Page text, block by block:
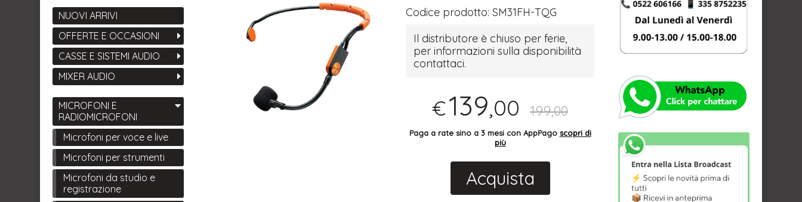
Codice prodotto:SM31FH-TQG
Il distributore è chiuso per ferie,
per informazioni sulla disponibilità
contattaci.
€139,00 199,00
Paga a rate sino a 3 mesi con AppPago scopri di
più
Acquista
NUOVI ARRIVI
OFFERTE E OCCASIONI
CASSE E SISTEMI AUDIO
MIXER AUDIO
MICROFONI E
RADIOMICROFONI
Microfoni per voce e live
Microfoni per strumenti
Microfoni da studio e
registrazione